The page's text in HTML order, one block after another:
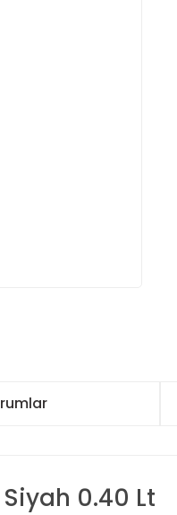
0.40 Lt